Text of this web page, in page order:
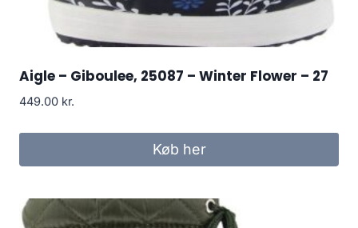
Aigle – Giboulee, 25087 – Winter Flower – 27
449.00 kr.
Køb her